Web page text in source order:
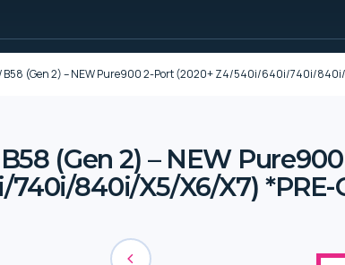
B58 (Gen 2) – NEW Pure900 2-Port (2020+ Z4/540i/640i/740i/840i/
(Gen 2) – NEW
840i/X5/X6/X7) *PRE-